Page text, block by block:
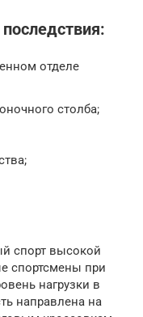
отделе
столба;
спорт высокой
спортсмены при
нагрузки в
направлена на